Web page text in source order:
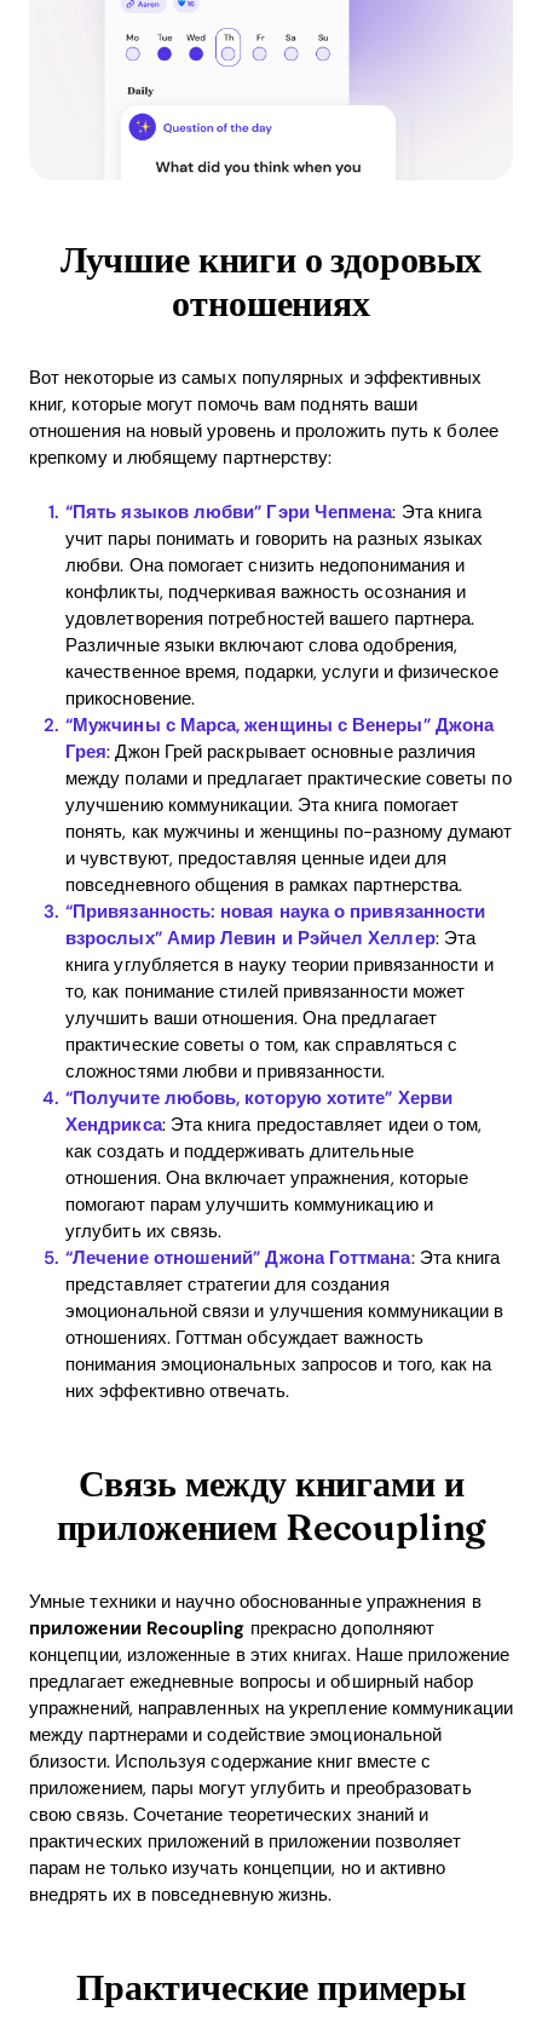
Лучшие книги о здоровых
отношениях
Вот некоторые из самых популярных и эффективных
книг, которые могут помочь вам поднять ваши
отношения на новый уровень и проложить путь к более
крепкому и любящему партнерству:
“Пять языков любви” Гэри Чепмена: Эта книга
учит пары понимать и говорить на разных языках
любви. Она помогает снизить недопонимания и
конфликты, подчеркивая важность осознания и
удовлетворения потребностей вашего партнера.
Различные языки включают слова одобрения,
качественное время, подарки, услуги и физическое
прикосновение.
“Мужчины с Марса, женщины с Венеры” Джона
Грея: Джон Грей раскрывает основные различия
между полами и предлагает практические советы по
улучшению коммуникации. Эта книга помогает
понять, как мужчины и женщины по-разному думают
и чувствуют, предоставляя ценные идеи для
повседневного общения в рамках партнерства.
“Привязанность: новая наука о привязанности
взрослых” Амир Левин и Рэйчел Хеллер: Эта
книга углубляется в науку теории привязанности и
то, как понимание стилей привязанности может
улучшить ваши отношения. Она предлагает
практические советы о том, как справляться с
сложностями любви и привязанности.
“Получите любовь, которую хотите” Херви
Хендрикса: Эта книга предоставляет идеи о том,
как создать и поддерживать длительные
отношения. Она включает упражнения, которые
помогают парам улучшить коммуникацию и
углубить их связь.
“Лечение отношений” Джона Готтмана: Эта книга
представляет стратегии для создания
эмоциональной связи и улучшения коммуникации в
отношениях. Готтман обсуждает важность
понимания эмоциональных запросов и того, как на
них эффективно отвечать.
Связь между книгами и
приложением Recoupling
Умные техники и научно обоснованные упражнения в
приложении Recoupling прекрасно дополняют
концепции, изложенные в этих книгах. Наше приложение
предлагает ежедневные вопросы и обширный набор
упражнений, направленных на укрепление коммуникации
между партнерами и содействие эмоциональной
близости. Используя содержание книг вместе с
приложением, пары могут углубить и преобразовать
свою связь. Сочетание теоретических знаний и
практических приложений в приложении позволяет
парам не только изучать концепции, но и активно
внедрять их в повседневную жизнь.
Практические примеры